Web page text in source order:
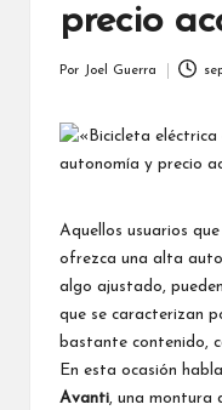
precio
Por Joel Guerra
Aquellos usuarios
ofrezca una alta
algo ajustado,
que se caracterizan
bastante contenido,
En esta ocasión
Avanti , una